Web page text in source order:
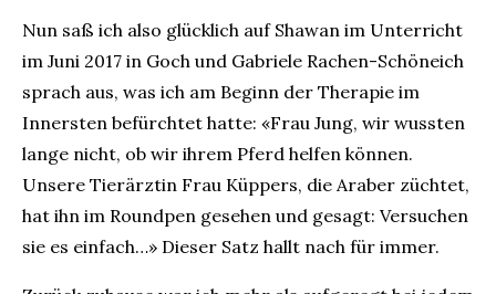
Nun saß ich also glücklich auf Shawan im Unterricht
im Juni 2017 in Goch und Gabriele Rachen-Schöneich
sprach aus, was ich am Beginn der Therapie im
Innersten befürchtet hatte: «Frau Jung, wir wussten
lange nicht, ob wir ihrem Pferd helfen können.
Unsere Tierärztin Frau Küppers, die Araber züchtet,
hat ihn im Roundpen gesehen und gesagt: Versuchen
sie es einfach…» Dieser Satz hallt nach für immer.